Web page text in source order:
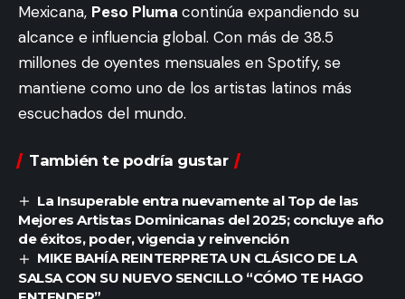
Mexicana, Peso Pluma continúa expandiendo su
alcance e influencia global. Con más de 38.5
millones de oyentes mensuales en Spotify, se
mantiene como uno de los artistas latinos más
escuchados del mundo.
También te podría gustar
La Insuperable entra nuevamente al Top de las
Mejores Artistas Dominicanas del 2025; concluye año
de éxitos, poder, vigencia y reinvención
MIKE BAHÍA REINTERPRETA UN CLÁSICO DE LA
SALSA CON SU NUEVO SENCILLO “CÓMO TE HAGO